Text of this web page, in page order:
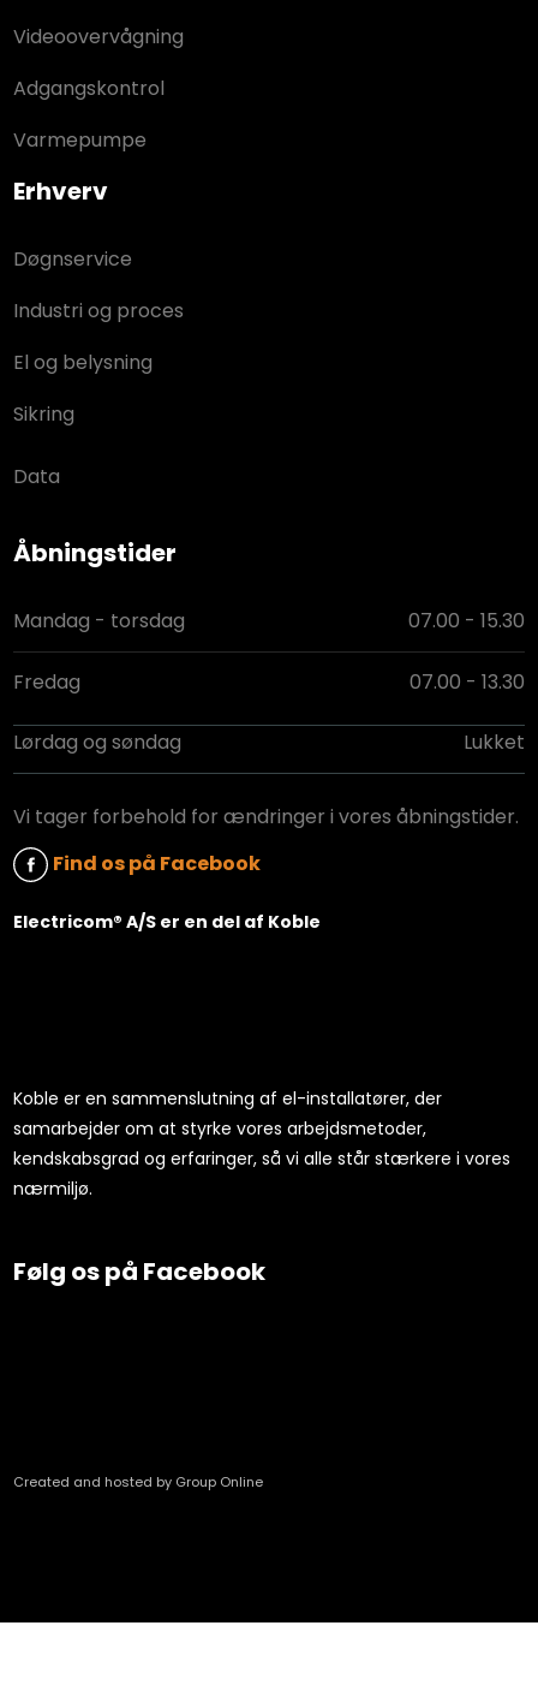
Videoovervågning
Adgangskontrol
Varmepumpe
Erhverv
Døgnservice
Industri og proces
El og belysning
Sikring
Data
Åbningstider
Mandag - torsdag 07.00 - 15.30
Fredag 07.00 - 13.30
Lørdag og søndag Lukket
Vi tager forbehold for ​ændringer i vores åbningstider.
Find​ os på ​Fac​eb​o​ok
​Electricom® A/S er en del af Koble
Koble er en sammenslutning af el-installatører, der
samarbejder om at styrke vores arbejdsmetoder,
kendskabsgrad og erfaringer, så vi alle står stærkere i vores
nærmiljø.
Følg os på Facebook
Created and hosted by Group Online